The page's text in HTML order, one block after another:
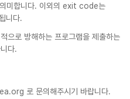
미합니다. 이외의 exit code는
니다.
으로 방해하는 프로그램을 제출하는
다.
로 문의해주시기 바랍니다.